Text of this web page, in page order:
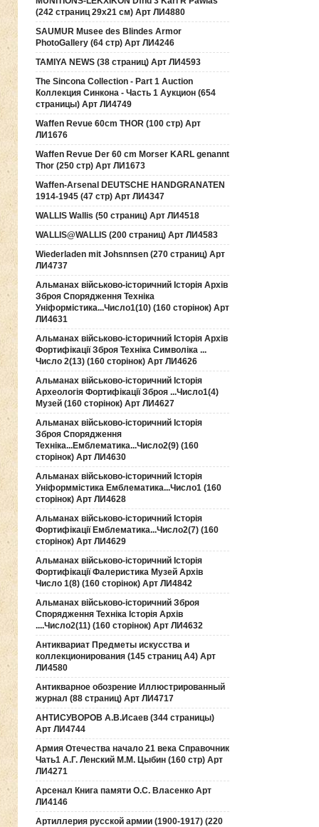
(242 страниц 29х21 см) Арт ЛИ4880
SAUMUR Musee des Blindes Armor
PhotoGallery (64 стр) Арт ЛИ4246
TAMIYA NEWS (38 страниц) Арт ЛИ4593
The Sincona Collection - Part 1 Auction
Коллекция Синкона - Часть 1 Аукцион (654
страницы) Арт ЛИ4749
Waffen Revue 60cm THOR (100 стр) Арт
ЛИ1676
Waffen Revue Der 60 cm Morser KARL genannt
Thor (250 стр) Арт ЛИ1673
Waffen-Arsenal DEUTSCHE HANDGRANATEN
1914-1945 (47 стр) Арт ЛИ4347
WALLIS Wallis (50 страниц) Арт ЛИ4518
WALLIS@WALLIS (200 страниц) Арт ЛИ4583
Wiederladen mit Johsnnsen (270 страниц) Арт
ЛИ4737
Альманах військово-історичний Історія Архів
Зброя Спорядження Техніка
Уніформістика...Число1(10) (160 сторінок) Арт
ЛИ4631
Альманах військово-історичний Історія Архів
Фортифікації Зброя Техніка Символіка ...
Число 2(13) (160 сторінок) Арт ЛИ4626
Альманах військово-історичний Історія
Археологія Фортифікації Зброя ...Число1(4)
Музей (160 сторінок) Арт ЛИ4627
Альманах військово-історичний Історія
Зброя Спорядження
Техніка...Емблематика...Число2(9) (160
сторінок) Арт ЛИ4630
Альманах військово-історичний Історія
Уніформмістика Емблематика...Число1 (160
сторінок) Арт ЛИ4628
Альманах військово-історичний Історія
Фортифікації Емблематика...Число2(7) (160
сторінок) Арт ЛИ4629
Альманах військово-історичний Історія
Фортифікації Фалеристика Музей Архів
Число 1(8) (160 сторінок) Арт ЛИ4842
Альманах військово-історичний Зброя
Спорядження Техніка Історія Архів
....Число2(11) (160 сторінок) Арт ЛИ4632
Антиквариат Предметы искусства и
коллекционирования (145 страниц А4) Арт
ЛИ4580
Антикварное обозрение Иллюстрированный
журнал (88 страниц) Арт ЛИ4717
АНТИСУВОРОВ А.В.Исаев (344 страницы)
Арт ЛИ4744
Армия Отечества начало 21 века Справочник
Чать1 А.Г. Ленский М.М. Цыбин (160 стр) Арт
ЛИ4271
Арсенал Книга памяти О.С. Власенко Арт
ЛИ4146
Артиллерия русской армии (1900-1917) (220